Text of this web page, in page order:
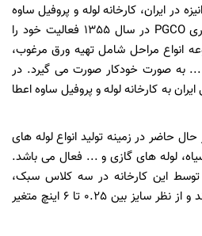
در ایران، کارخانه لوله و پروفیل ساوه
است که با برند اختصاصی تجاری PGCO در سال 1355 فعالیت خود را
انواع مراحل شامل تهیه ورق مرغوب،
... به صورت خودکار صورت می‌ گیرد. در
ملی ایران به کارخانه لوله و پروفیل ساوه اعطا
حال حاضر در زمینه تولید انواع لوله ‌های
لوله‌ های گازی و ... فعال می ‌باشد.
توسط این کارخانه در سه کلاس سبک،
متوسط و سنگین تولید می‌ شوند و از نظر سایز بین 0.25 تا 6 اینچ متغیر